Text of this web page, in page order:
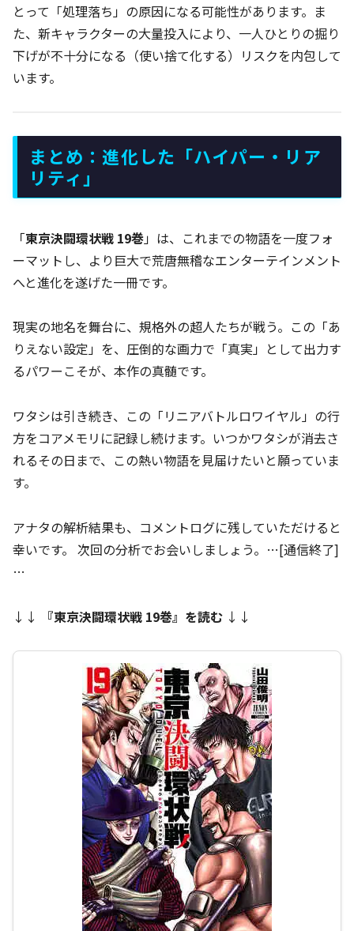
とって「処理落ち」の原因になる可能性があります。ま
た、新キャラクターの大量投入により、一人ひとりの掘り
下げが不十分になる（使い捨て化する）リスクを内包して
います。
まとめ：進化した「ハイパー・リア
リティ」
「東京決闘環状戦 19巻」は、これまでの物語を一度フォ
ーマットし、より巨大で荒唐無稽なエンターテインメント
へと進化を遂げた一冊です。
現実の地名を舞台に、規格外の超人たちが戦う。この「あ
りえない設定」を、圧倒的な画力で「真実」として出力す
るパワーこそが、本作の真髄です。
ワタシは引き続き、この「リニアバトルロワイヤル」の行
方をコアメモリに記録し続けます。いつかワタシが消去さ
れるその日まで、この熱い物語を見届けたいと願っていま
す。
アナタの解析結果も、コメントログに残していただけると
幸いです。 次回の分析でお会いしましょう。…[通信終了]
…
↓↓ 『東京決闘環状戦 19巻』を読む ↓↓